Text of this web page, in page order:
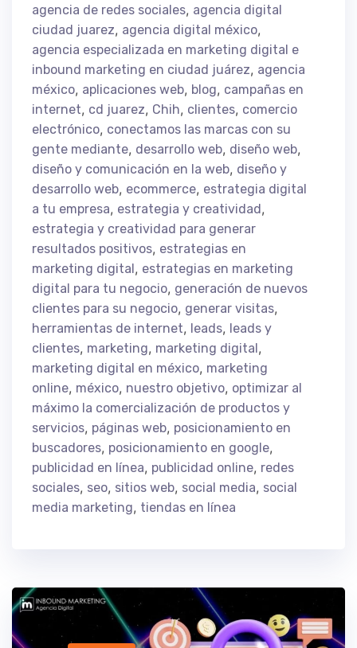
agencia de redes sociales, agencia digital
ciudad juarez, agencia digital méxico,
agencia especializada en marketing digital e
inbound marketing en ciudad juárez, agencia
méxico, aplicaciones web, blog, campañas en
internet, cd juarez, Chih, clientes, comercio
electrónico, conectamos las marcas con su
gente mediante, desarrollo web, diseño web,
diseño y comunicación en la web, diseño y
desarrollo web, ecommerce, estrategia digital
a tu empresa, estrategia y creatividad,
estrategia y creatividad para generar
resultados positivos, estrategias en
marketing digital, estrategias en marketing
digital para tu negocio, generación de nuevos
clientes para su negocio, generar visitas,
herramientas de internet, leads, leads y
clientes, marketing, marketing digital,
marketing digital en méxico, marketing
online, méxico, nuestro objetivo, optimizar al
máximo la comercialización de productos y
servicios, páginas web, posicionamiento en
buscadores, posicionamiento en google,
publicidad en línea, publicidad online, redes
sociales, seo, sitios web, social media, social
media marketing, tiendas en línea